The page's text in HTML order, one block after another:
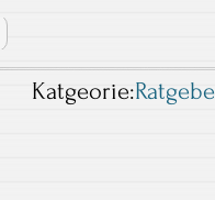
Katgeorie: